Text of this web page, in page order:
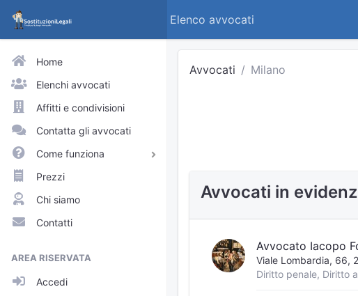
Elenco avvocati
Home
Elenchi avvocati
Affitti e condivisioni
Contatta gli avvocati
Come funziona
Avvocati e praticanti
Visitatori del sito
Approfondimenti
Profili pubblici
Richieste
Prezzi
Chi siamo
Contatti
AREA RISERVATA
Accedi
Avvocati Milano
Avvocati in
Avvocato Iacopo
Viale Lombardia, 66,